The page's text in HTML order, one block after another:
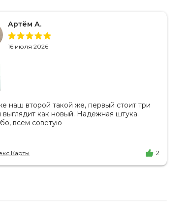
Артём А.
16 июля 2026
наш второй такой же, первый стоит три
выглядит как новый. Надежная штука.
всем советую
Карты 2